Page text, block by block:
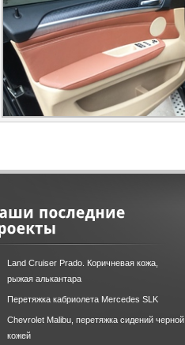
Land Cruiser Prado. Коричневая кожа,
рыжая алькантара
Перетяжка кабриолета Mercedes SLK
Chevrolet Malibu, перетяжка сидений черной
кожей